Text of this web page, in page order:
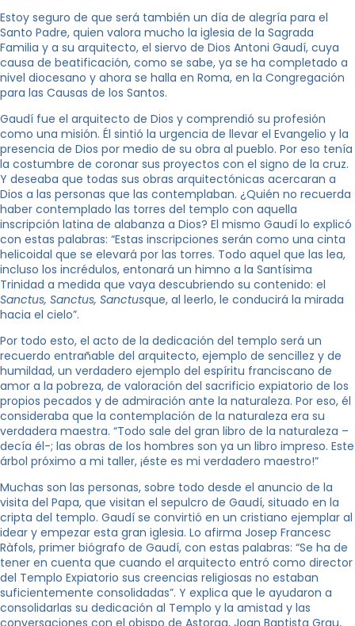
Estoy seguro de que será también un día de alegría para el
Santo Padre, quien valora mucho la iglesia de la Sagrada
Familia y a su arquitecto, el siervo de Dios Antoni Gaudí, cuya
causa de beatificación, como se sabe, ya se ha completado a
nivel diocesano y ahora se halla en Roma, en la Congregación
para las Causas de los Santos.
Gaudí fue el arquitecto de Dios y comprendió su profesión
como una misión. Él sintió la urgencia de llevar el Evangelio y la
presencia de Dios por medio de su obra al pueblo. Por eso tenía
la costumbre de coronar sus proyectos con el signo de la cruz.
Y deseaba que todas sus obras arquitectónicas acercaran a
Dios a las personas que las contemplaban. ¿Quién no recuerda
haber contemplado las torres del templo con aquella
inscripción latina de alabanza a Dios? El mismo Gaudí lo explicó
con estas palabras: “Estas inscripciones serán como una cinta
helicoidal que se elevará por las torres. Todo aquel que las lea,
incluso los incrédulos, entonará un himno a la Santísima
Trinidad a medida que vaya descubriendo su contenido: el
Sanctus, Sanctus, Sanctusque, al leerlo, le conducirá la mirada
hacia el cielo”.
Por todo esto, el acto de la dedicación del templo será un
recuerdo entrañable del arquitecto, ejemplo de sencillez y de
humildad, un verdadero ejemplo del espíritu franciscano de
amor a la pobreza, de valoración del sacrificio expiatorio de los
propios pecados y de admiración ante la naturaleza. Por eso, él
consideraba que la contemplación de la naturaleza era su
verdadera maestra. “Todo sale del gran libro de la naturaleza –
decía él-; las obras de los hombres son ya un libro impreso. Este
árbol próximo a mi taller, ¡éste es mi verdadero maestro!”
Muchas son las personas, sobre todo desde el anuncio de la
visita del Papa, que visitan el sepulcro de Gaudí, situado en la
cripta del templo. Gaudí se convirtió en un cristiano ejemplar al
idear y empezar esta gran iglesia. Lo afirma Josep Francesc
Ràfols, primer biógrafo de Gaudí, con estas palabras: “Se ha de
tener en cuenta que cuando el arquitecto entró como director
del Templo Expiatorio sus creencias religiosas no estaban
suficientemente consolidadas”. Y explica que le ayudaron a
consolidarlas su dedicación al Templo y la amistad y las
conversaciones con el obispo de Astorga, Joan Baptista Grau,